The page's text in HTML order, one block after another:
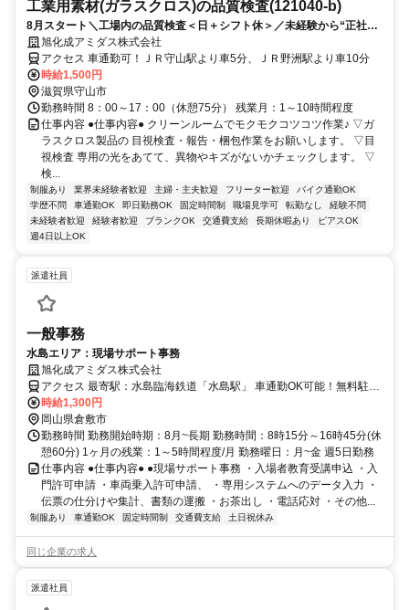
工業用素材(ガラスクロス)の品質検査(121040-b)
8月スタート＼工場内の品質検査＜日＋シフト休＞／未経験から“正社
員”を目指せる紹介予定派遣♪時給1,500円
旭化成アミダス株式会社
アクセス 車通勤可！ＪＲ守山駅より車5分、ＪＲ野洲駅より車10分
時給1,500円
滋賀県守山市
勤務時間 8：00～17：00（休憩75分） 残業月：1～10時間程度
仕事内容 ●仕事内容● クリーンルームでモクモクコツコツ作業♪ ▽ガ
ラスクロス製品の 目視検査・報告・梱包作業をお願いします。 ▽目
視検査 専用の光をあてて、異物やキズがないかチェックします。 ▽
検...
制服あり 業界未経験者歓迎 主婦・主夫歓迎 フリーター歓迎
バイク通勤OK
学歴不問
車通勤OK 即日勤務OK 固定時間制 職場見学可 転勤なし
経験不問
未経験者歓迎
経験者歓迎 ブランクOK 交通費支給 長期休暇あり
ピアスOK
週4日以上OK
派遣社員
一般事務
水島エリア：現場サポート事務
旭化成アミダス株式会社
アクセス 最寄駅：水島臨海鉄道「水島駅」 車通勤OK可能！無料駐車
場完備！交通費支給！
時給1,300円
岡山県倉敷市
勤務時間 勤務開始時期：8月~長期 勤務時間：8時15分～16時45分(休
憩60分) 1ヶ月の残業：1～5時間程度/月 勤務曜日：月~金 週5日勤務
仕事内容 ●仕事内容● ●現場サポート事務 ・入場者教育受講申込 ・入
門許可申請 ・車両乗入許可申請、 ・専用システムへのデータ入力 ・
伝票の仕分けや集計、書類の運搬 ・お茶出し ・電話応対 ・その他...
制服あり 車通勤OK 固定時間制 交通費支給 土日祝休み
同じ企業の求人
派遣社員